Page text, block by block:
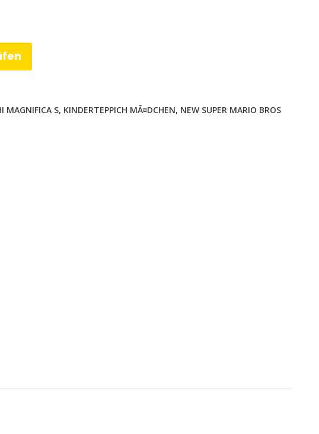
MAGNIFICA S, KINDERTEPPICH MÃ¤DCHEN, NEW SUPER MARIO BROS